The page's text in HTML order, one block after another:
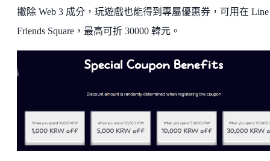
撇除 Web 3 成分，玩遊戲也能得到專屬優惠券，可用在 Line
Friends Square，最高可折 30000 韓元。